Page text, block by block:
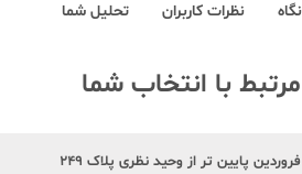
نظرات کاربران تحلیل شما
با انتخاب شما